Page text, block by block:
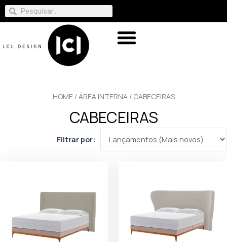
HOME/ÁREA INTERNA / CABECEIRAS
CABECEIRAS
Filtrar por: